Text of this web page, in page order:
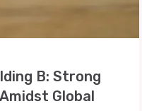
B: Strong
Global